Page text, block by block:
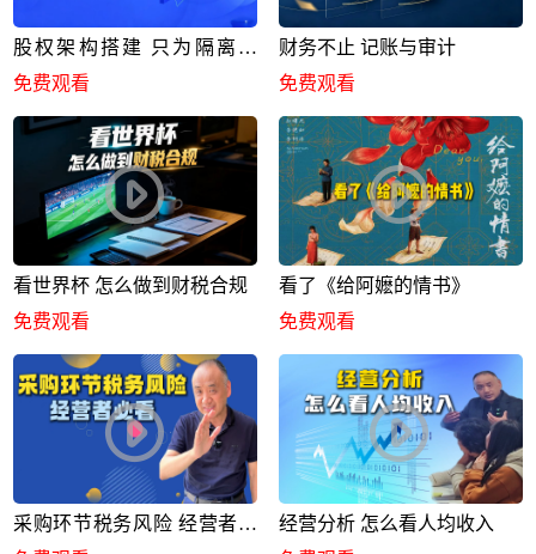
股权架构搭建 只为隔离风
险？
免费观看
财务不止 记账与审计
免费观看
看世界杯 怎么做到财税合规
免费观看
看了《给阿嬷的情书》
免费观看
采购环节税务风险 经营者必
经营分析 怎么看人均收入